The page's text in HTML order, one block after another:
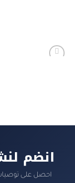
📬 انضم
احصل على